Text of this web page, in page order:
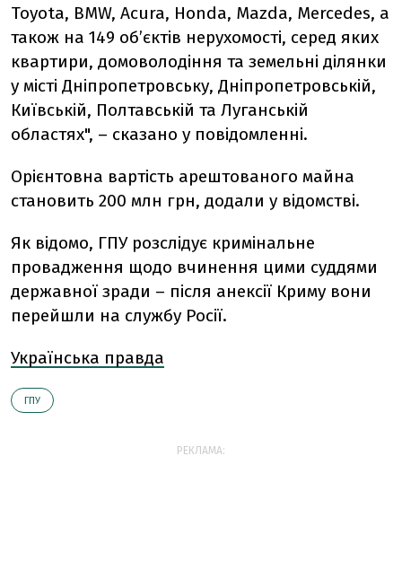
Toyota, BMW, Acura, Honda, Mazda, Mercedes, а
також на 149 об’єктів нерухомості, серед яких
квартири, домоволодіння та земельні ділянки
у місті Дніпропетровську, Дніпропетровській,
Київській, Полтавській та Луганській
областях", – сказано у повідомленні.
Орієнтовна вартість арештованого майна
становить 200 млн грн, додали у відомстві.
Як відомо, ГПУ розслідує кримінальне
провадження щодо вчинення цими суддями
державної зради – після анексії Криму вони
перейшли на службу Росії.
Українська правда
ГПУ
РЕКЛАМА: